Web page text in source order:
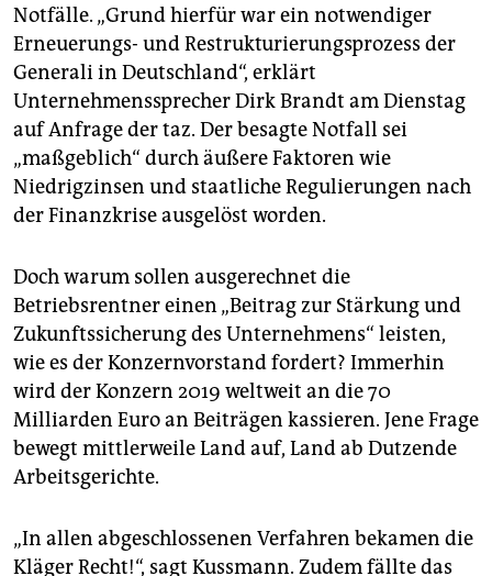
Notfälle. „Grund hierfür war ein notwendiger
Erneuerungs- und Restrukturierungsprozess der
Generali in Deutschland“, erklärt
Unternehmenssprecher Dirk Brandt am Dienstag
auf Anfrage der taz. Der besagte Notfall sei
„maßgeblich“ durch äußere Faktoren wie
Niedrigzinsen und staatliche Regulierungen nach
der Finanzkrise ausgelöst worden.
Doch warum sollen ausgerechnet die
Betriebsrentner einen „Beitrag zur Stärkung und
Zukunftssicherung des Unternehmens“ leisten,
wie es der Konzernvorstand fordert? Immerhin
wird der Konzern 2019 weltweit an die 70
Milliarden Euro an Beiträgen kassieren. Jene Frage
bewegt mittlerweile Land auf, Land ab Dutzende
Arbeitsgerichte.
„In allen abgeschlossenen Verfahren bekamen die
Kläger Recht!“, sagt Kussmann. Zudem fällte das